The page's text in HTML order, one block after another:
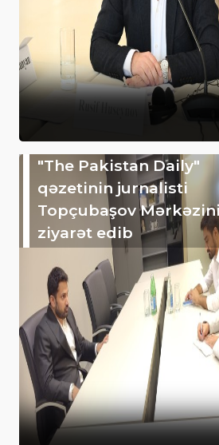
"The Pakistan Daily"
qəzetinin jurnalisti
Topçubaşov
ziyarət edib